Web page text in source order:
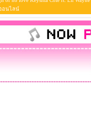
ออนไลน์